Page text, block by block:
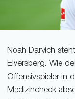
Noah Darvich
Elversberg. Wie
Offensivspieler in
Medizincheck